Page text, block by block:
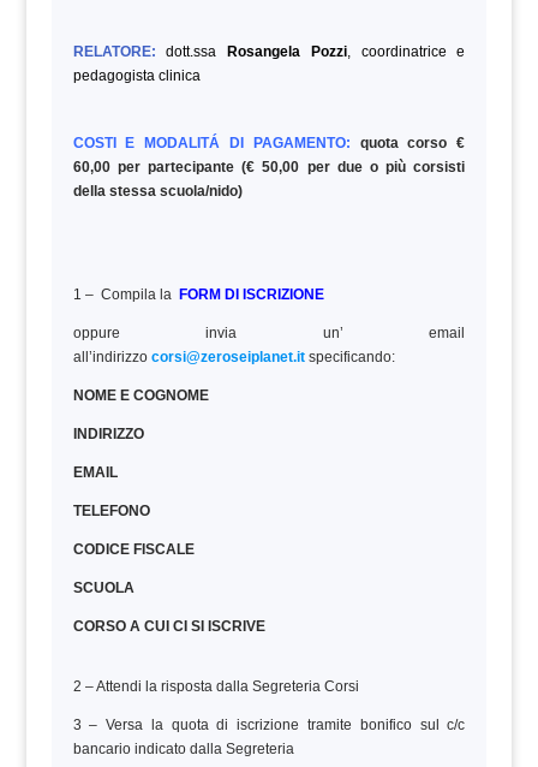
RELATORE: dott.ssa Rosangela Pozzi, coordinatrice e
pedagogista clinica
COSTI E MODALITÁ DI PAGAMENTO:
quota corso €
60,00 per partecipante (€ 50,00 per due o più corsisti
della stessa scuola/nido)
1 – Compila la FORM DI ISCRIZIONE
oppure invia un’ email
all’indirizzo corsi@zeroseiplanet.itspecificando:
NOME E COGNOME
INDIRIZZO
EMAIL
TELEFONO
CODICE FISCALE
SCUOLA
CORSO A CUI CI SI ISCRIVE
2 – Attendi la risposta dalla Segreteria Corsi
3 – Versa la quota di iscrizione tramite bonifico sul c/c
bancario indicato dalla Segreteria